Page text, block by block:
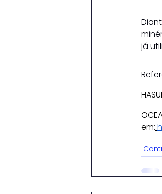
já
em: